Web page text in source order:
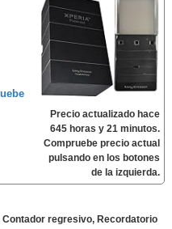
Precio actualizado hace
645 horas y 21 minutos.
Compruebe precio actual
pulsando en los botones
de la izquierda.
regresivo, Recordatorio